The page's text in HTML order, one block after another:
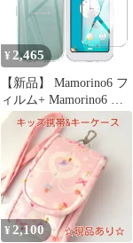
¥ 2,465
【新品】 Mamorino6 フ
ィルム+ Mamorino6 ケ
ース【日本製-硬度9H】
マモリーノ6 保護フィ
ルム 耐指紋 撥油性 反
射低減 飛散防止処理
Mamorino6 SHF35 用の
ケース 耐衝撃薄型カバ
ー 滑り止め 着脱簡単
（1枚ガラスフィル 0
¥ 2,100